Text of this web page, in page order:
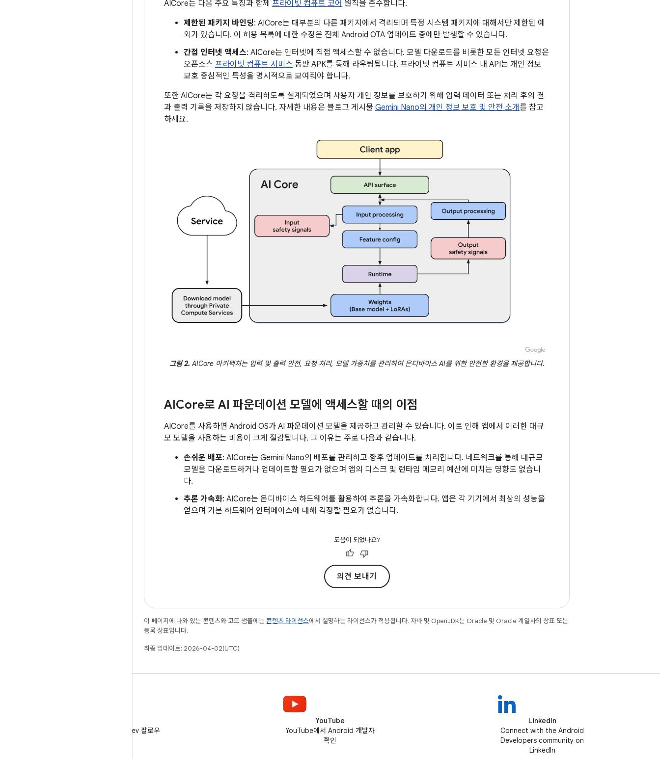
AICore는 다음 주요 특징과 함께 프라이빗 컴퓨트 코어 원칙을 준수합니다.
제한된 패키지 바인딩: AICore는 대부분의 다른 패키지에서 격리되며 특정 시스템 패키지에 대해서만 제한된 예
외가 있습니다. 이 허용 목록에 대한 수정은 전체 Android OTA 업데이트 중에만 발생할 수 있습니다.
간접 인터넷 액세스: AICore는 인터넷에 직접 액세스할 수 없습니다. 모델 다운로드를 비롯한 모든 인터넷 요청은
오픈소스 프라이빗 컴퓨트 서비스 동반 APK를 통해 라우팅됩니다. 프라이빗 컴퓨트 서비스 내 API는 개인 정보
보호 중심적인 특성을 명시적으로 보여줘야 합니다.
또한 AICore는 각 요청을 격리하도록 설계되었으며 사용자 개인 정보를 보호하기 위해 입력 데이터 또는 처리 후의 결
과 출력 기록을 저장하지 않습니다. 자세한 내용은 블로그 게시물 Gemini Nano의 개인 정보 보호 및 안전 소개를 참고
하세요.
그림 2. AICore 아키텍처는 입력 및 출력 안전, 요청 처리, 모델 가중치를 관리하여 온디바이스 AI를 위한 안전한 환경을 제공합니다.
AICore로 AI 파운데이션 모델에 액세스할 때의 이점
AICore를 사용하면 Android OS가 AI 파운데이션 모델을 제공하고 관리할 수 있습니다. 이로 인해 앱에서 이러한 대규
모 모델을 사용하는 비용이 크게 절감됩니다. 그 이유는 주로 다음과 같습니다.
손쉬운 배포: AICore는 Gemini Nano의 배포를 관리하고 향후 업데이트를 처리합니다. 네트워크를 통해 대규모
모델을 다운로드하거나 업데이트할 필요가 없으며 앱의 디스크 및 런타임 메모리 예산에 미치는 영향도 없습니
다.
추론 가속화: AICore는 온디바이스 하드웨어를 활용하여 추론을 가속화합니다. 앱은 각 기기에서 최상의 성능을
얻으며 기본 하드웨어 인터페이스에 대해 걱정할 필요가 없습니다.
도움이 되었나요?
의견 보내기
이 페이지에 나와 있는 콘텐츠와 코드 샘플에는 콘텐츠 라이선스에서 설명하는 라이선스가 적용됩니다. 자바 및 OpenJDK는 Oracle 및 Oracle 계열사의 상표 또는
등록 상표입니다.
최종 업데이트: 2026-04-02(UTC)
X에서 @AndroidDev 팔로우
YouTube
YouTube에서 Android 개발자
확인
LinkedIn
Connect with the Android
Developers community on
LinkedIn